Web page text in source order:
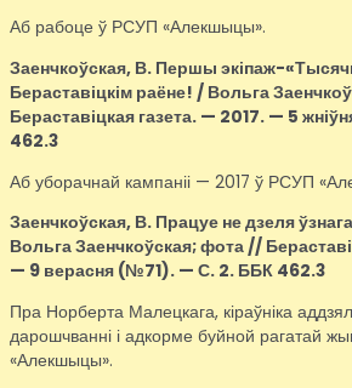
Аб рабоце ў РСУП «Алекшыцы».
Заенчкоўская, В. Першы экіпаж-
Бераставіцкім раёне! / Вольга
Бераставіцкая газета. — 2017. — 5
462.3
Аб уборачнай кампаніі — 2017 ў РСУП
Заенчкоўская, В. Працуе не дзеля
Вольга Заенчкоўская; фота //
— 9 верасня (№71). — С. 2. ББК 462.3
Пра Норберта Малецкага, кіраўніка
дарошчванні і адкорме буйной рагатай
«Алекшыцы».